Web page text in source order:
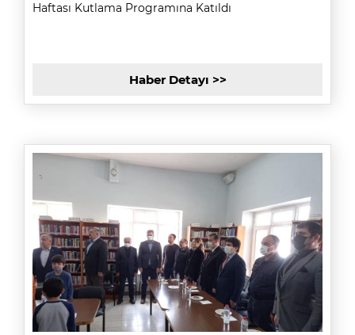
Haftası Kutlama Programına Katıldı
Haber Detayı >>